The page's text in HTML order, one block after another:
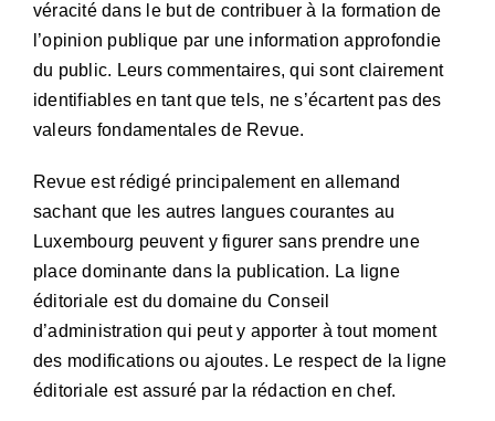
véracité dans le but de contribuer à la formation de
l’opinion publique par une information approfondie
du public. Leurs commentaires, qui sont clairement
identifiables en tant que tels, ne s’écartent pas des
valeurs fondamentales de Revue.
Revue est rédigé principalement en allemand
sachant que les autres langues courantes au
Luxembourg peuvent y figurer sans prendre une
place dominante dans la publication. La ligne
éditoriale est du domaine du Conseil
d’administration qui peut y apporter à tout moment
des modifications ou ajoutes. Le respect de la ligne
éditoriale est assuré par la rédaction en chef.